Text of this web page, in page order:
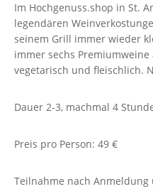
Im Hochgenuss.shop in St.
legendären
seinem Grill immer wieder
immer sechs Premiumweine
vegetarisch und fleischlich.
Dauer 2-3, machmal 4
Preis pro Person: 49 €
Teilnahme nach Anmeldung